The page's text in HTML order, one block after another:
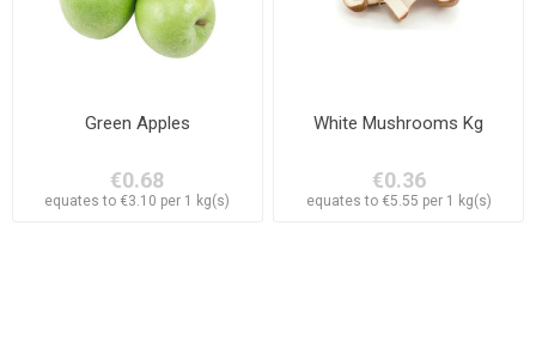
Green Apples
€0.68
equates to €3.10 per 1 kg(s)
White Mushrooms Kg
€0.36
equates to €5.55 per 1 kg(s)